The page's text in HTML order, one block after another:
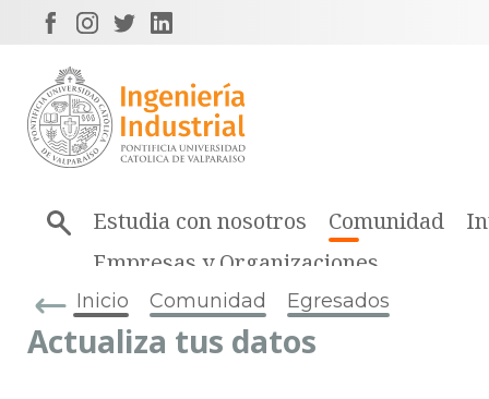
Estudia con nosotros Comunidad
Empresas y Organizaciones
Inicio Comunidad Egresados
Actualiza tus datos